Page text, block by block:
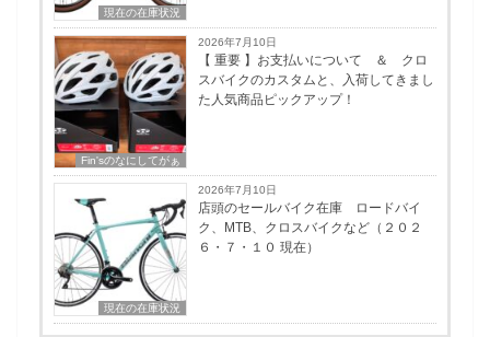
現在の在庫状況
Fin'sのなにしてがぁ
2026年7月10日
【 重要 】お支払いについて ＆ クロ
スバイクのカスタムと、入荷してきまし
た人気商品ピックアップ！
現在の在庫状況
2026年7月10日
店頭のセールバイク在庫 ロードバイ
ク、MTB、クロスバイクなど（２０２
６・７・１０ 現在）